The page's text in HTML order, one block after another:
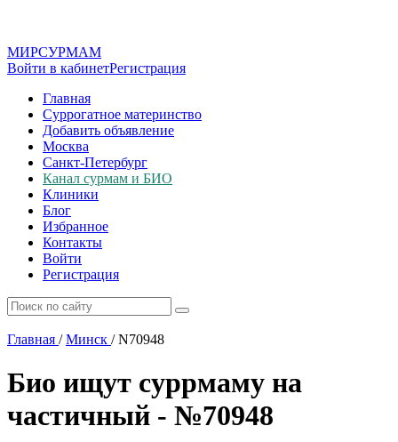
МИРСУРМАМ
Войти в кабинетРегистрация
Главная
Суррогатное материнство
Добавить объявление
Москва
Санкт-Петербург
Канал сурмам и БИО
Клиники
Блог
Избранное
Контакты
Войти
Регистрация
Главная / Минск /N70948
Био ищут суррмаму на
частичный - №70948